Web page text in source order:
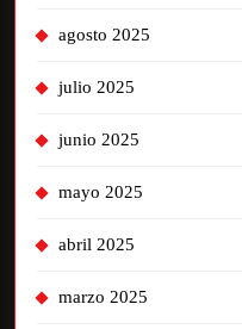
agosto 2025
julio 2025
junio 2025
mayo 2025
abril 2025
marzo 2025